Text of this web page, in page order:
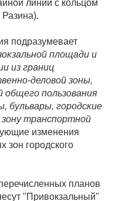
линии с кольцом
Разина).
подразумевает
площади и
из границ
деловой зоны,
пользования
бульвары, городские
зону транспортной
изменения
зон городского
планов
"Привокзальный"